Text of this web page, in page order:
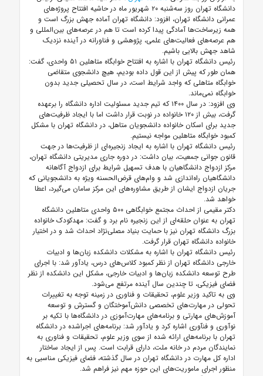
دانشگاه تهران روز سه‌شنبه ۲۰ شهریور ماه در حاشیه افتتاح پروژه‌های
عمرانی دانشگاه تهران، افزود: دانشگاه تهران آماده جهش بزرگ است و
همه زیرساخت‌ها آمادگی پیدا کرده است تا هم در عرصه‌های بین‌المللی و
هم عرصه‌های فعالیت‌های علمی، پژوهشی و فناورانه در آینده نزدیک
شاهد جهش بالایی باشیم.
رئیس دانشگاه تهران با اشاره به افتتاح خوابگاه متاهلین ۵۱ واحدی، گفت:
همان طور که پیش از این قول داده بودیم، هیچ دانشجوی متقاضی
خوابگاه متاهلی که واجد شرایط است، در سال تحصیلی جدید بدون
خوابگاه نمی‌ماند.
وی افزود: در سال ۱۴۰۰ که تیم جدید مسئولیت اداره دانشگاه را برعهده
گرفت، بیش از ۱۲۰ خانواده در نوبت قرار داشت اما با ایجاد ظرفیت‌های
جدید برای اسکان خانواده دانشجویان متاهل، در دانشگاه تهران با مشکل
کمبود خوابگاه متاهلین مواجه نیستیم.
رئیس دانشگاه تهران با اشاره به ایجاد زنجیره‌ای از ظرفیت‌ها در جهت
قانون جوانی جمعیت، بیان داشت: در دوره جاری مدیریتی دانشگاه تهران،
مرکز ازدواج دانشگاهیان با هدف تسهیل شرایط برای ازدواج آگاهانه
دانشگاهیان راه‌اندازی شد و وام‌های قرض‌الحسنه ویژه به دانشجویانی که
جریان ازدواج ایشان از طریق مشاوره‌های این مرکز سامان می‌گیرد، اعطا
خواهد شد.
دکتر مقیمی از احداث مجتمع خوابگاهی ۵۰۰ واحدی متاهلین دانشگاه
تهران به عنوان حلقه‌ای از این زنجیره نام برد و گفت: مهدکودک خانواده
بزرگ دانشگاه تهران نیز با حمایت بنیاد مصلی‌نژاد احداث شد و در اختیار
خانواده دانشگاه تهران قرار گرفت.
رئیس دانشگاه تهران با اشاره به مشکلات دانشکده زبان‌ها و ادبیات
خارجی دانشگاه تهران از نظر کمبود کلاس‌های درس، یادآور شد: با اجرای
طرح توسعه دانشکده زبان‌ها و ادبیات خارجی، مشکل این دانشکده از نظر
فضای فیزیکی، تا چندین سال آینده مرتفع می‌شود.
وی به تاکید وزیر علوم، تحقیقات و فناوری در زمینه توجه به تغییرات
تحولی در مهارت‌های تخصصی دانش‌آموختگان و گسترش و توسعه
آموزش‌های مهارتی و برنامه‌های مهارت‌آموزی در دانشگاه‌ها با تکیه بر
نوآوری و فنآوری اشاره کرد و یادآور شد: برنامه‌های اجراشده در دانشگاه
تهران با برنامه‌های ارائه شده از سوی وزیر علوم، تحقیقات و فناوری به
نمایندگان مردم در خانه ملت، دارای قرابت است. پس از ایجاد ساختار
اداره کل مهارت در دانشگاه تهران در سال گذشته، فضای فیزیکی مناسبی به
منظور اجرای ماموریت‌های این حوزه مهم نیز فراهم شد.